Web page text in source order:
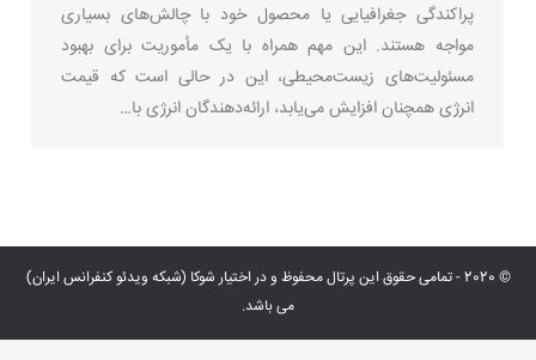
پراکندگی جغرافیایی یا محصول خود با چالش‌های بسیاری
مواجه هستند. این مهم همراه با یک مأموریت برای بهبود
مسئولیت‌های زیست‌محیطی، این در حالی است که قیمت
انرژی همچنان افزایش می‌یابد، ارائه‌دهندگان انرژی با…
© 2020 - تمامی حقوق این پرتال محفوظ و در اختیار شوکا (شبکه ویدئو کنفرانس ایران)
می باشد.